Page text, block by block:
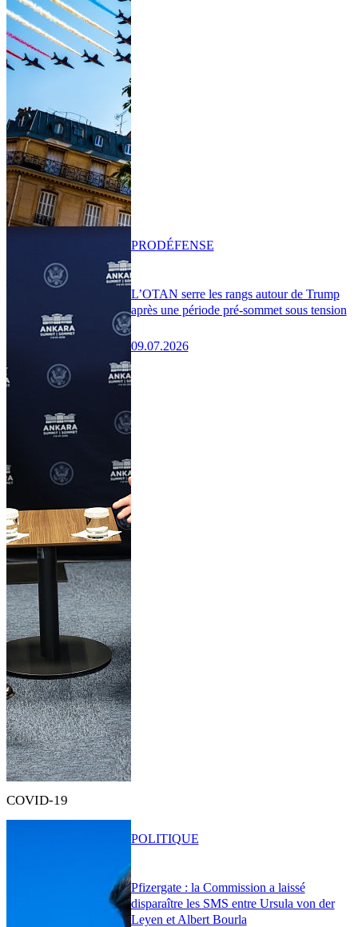
L’OTAN serre les rangs autour de Trump
après une période pré-sommet sous tension
09.07.2026
PRODÉFENSE
COVID-19
Pfizergate : la Commission a laissé
disparaître les SMS entre Ursula von der
Leyen et Albert Bourla
POLITIQUE